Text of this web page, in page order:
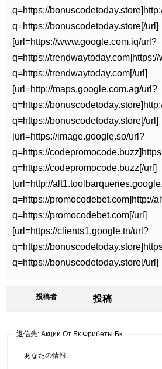
q=https://
q=https://bonuscodetoday.store[/url]
[url=https://www.google.com.iq/url?
q=https://
q=https://trendwaytoday.com[/url]
[url=http://maps.google.com.ag/url?
q=https://
q=https://bonuscodetoday.store[/url]
[url=https://image.google.so/url?
q=https://
q=https://codepromocode.buzz[/url]
[url=http://
q=https://promocodebet.com]http://
q=https://promocodebet.com[/url]
[url=https://clients1.google.tn/url?
q=https://
q=https://bonuscodetoday.store[/url]
投稿者 投稿
返信先: Акции От Бк Фрибеты Бк
あなたの情報: